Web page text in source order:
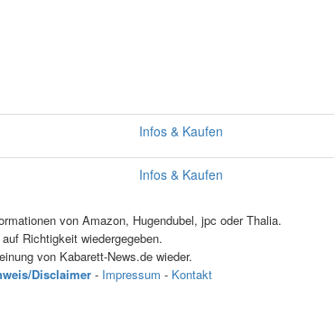
Infos & Kaufen
Infos & Kaufen
von Amazon, Hugendubel, jpc oder Thalia.
Richtigkeit wiedergegeben.
von Kabarett-News.de wieder.
Disclaimer- Impressum - Kontakt